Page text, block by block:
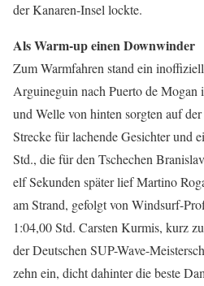
der Kanaren-Insel lockte.
Als Warm-up einen Downwinder
Zum Warmfahren stand ein
Arguineguin nach Puerto de
und Welle von hinten sorgten auf
Strecke für lachende Gesichter und
Std., die für den Tschechen
elf Sekunden später lief Martino
am Strand, gefolgt von Windsurf-
1:04,00 Std. Carsten Kurmis, kurz
der Deutschen SUP-Wave-
zehn ein, dicht dahinter die beste